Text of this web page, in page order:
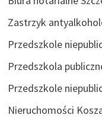
Zastrzyk
Przedszkole
Przedszkola
Przedszkole
Nieruchomości